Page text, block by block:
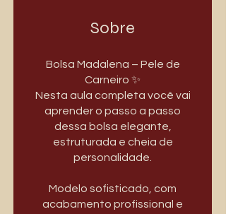
Sobre
Bolsa Madalena – Pele de
Carneiro ✨
Nesta aula completa você vai
aprender o passo a passo
dessa bolsa elegante,
estruturada e cheia de
personalidade.
Modelo sofisticado, com
acabamento profissional e